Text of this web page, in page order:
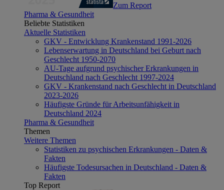
Zum Report
Pharma & Gesundheit
Beliebte Statistiken
Aktuelle Statistiken
GKV - Entwicklung Krankenstand 1991-2026
Lebenserwartung in Deutschland bei Geburt nach
Geschlecht 1950-2070
AU-Tage aufgrund psychischer Erkrankungen in
Deutschland nach Geschlecht 1997-2024
GKV - Krankenstand nach Geschlecht in Deutschland
2023-2026
Häufigste Gründe für Arbeitsunfähigkeit in
Deutschland 2024
Pharma & Gesundheit
Themen
Weitere Themen
Statistiken zu psychischen Erkrankungen - Daten &
Fakten
Häufigste Todesursachen in Deutschland - Daten &
Fakten
Top Report